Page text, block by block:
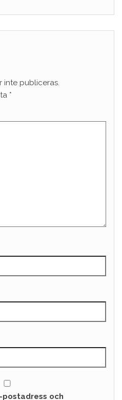
inte publiceras.
*
postadress och